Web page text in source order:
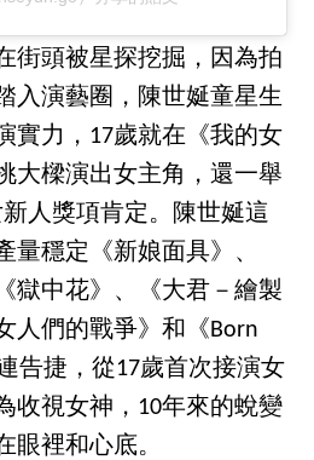
街頭被星探挖掘，因為拍
入演藝圈，陳世娫童星生
實力，17歲就在《我的女
大樑演出女主角，還一舉
新人獎項肯定。陳世娫這
量穩定《新娘面具》、
獄中花》、《大君－繪製
人們的戰爭》和《Born
告捷，從17歲首次接演女
收視女神，10年來的蛻變
眼裡和心底。